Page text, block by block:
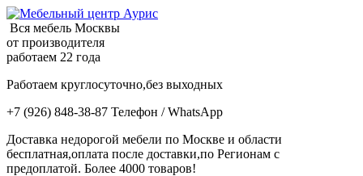
Вся мебель Москвы
от производителя
работаем 22 года
Работаем круглосуточно,без выходных
+7 (926) 848-38-87 Телефон / WhatsApp
Доставка недорогой мебели по Москве и области
бесплатная,оплата после доставки,по Регионам с
предоплатой. Более 4000 товаров!